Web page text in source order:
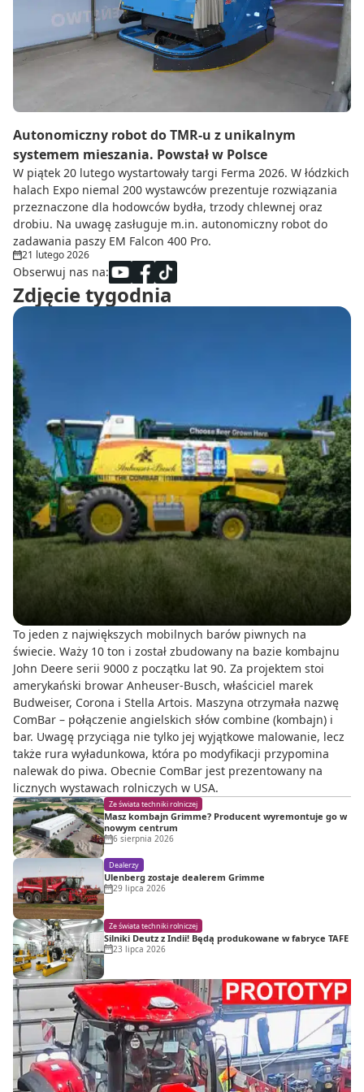
Do zbioru
Rolnictwo precyzyjne
Dealerzy
Autonomiczny robot do TMR-u z unikalnym
systemem mieszania. Powstał w Polsce
W piątek 20 lutego wystartowały targi Ferma 2026. W łódzkich
halach Expo niemal 200 wystawców prezentuje rozwiązania
przeznaczone dla hodowców bydła, trzody chlewnej oraz
drobiu. Na uwagę zasługuje m.in. autonomiczny robot do
zadawania paszy EM Falcon 400 Pro.
21 lutego 2026
Obserwuj nas na:
Zdjęcie tygodnia
To jeden z największych mobilnych barów piwnych na
świecie. Waży 10 ton i został zbudowany na bazie kombajnu
John Deere serii 9000 z początku lat 90. Za projektem stoi
amerykański browar Anheuser-Busch, właściciel marek
Budweiser, Corona i Stella Artois. Maszyna otrzymała nazwę
ComBar – połączenie angielskich słów combine (kombajn) i
bar. Uwagę przyciąga nie tylko jej wyjątkowe malowanie, lecz
także rura wyładunkowa, która po modyfikacji przypomina
nalewak do piwa. Obecnie ComBar jest prezentowany na
licznych wystawach rolniczych w USA.
Ze świata techniki rolniczej
Masz kombajn Grimme? Producent wyremontuje go w
nowym centrum
6 sierpnia 2026
Dealerzy
Ulenberg zostaje dealerem Grimme
29 lipca 2026
Ze świata techniki rolniczej
Silniki Deutz z Indii! Będą produkowane w fabryce TAFE
23 lipca 2026